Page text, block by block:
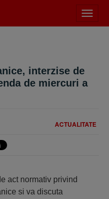
meniu
interzise de
de miercuri a
ACTUALITATE
act normativ privind
si va discuta